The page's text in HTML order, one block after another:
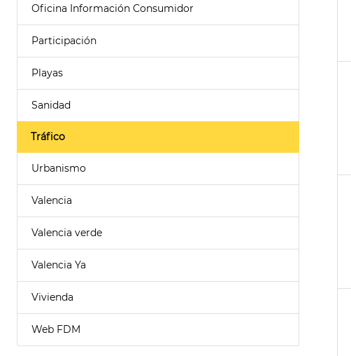
Oficina Información Consumidor
Participación
Playas
Sanidad
Tráfico
Urbanismo
Valencia
Valencia verde
Valencia Ya
Vivienda
Web FDM